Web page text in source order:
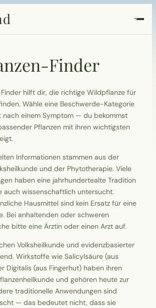
Finder
hilft dir, die richtige Wildpflanze für
Wähle eine Beschwerde-Kategorie
nach einem Symptom — du bekommst
Pflanzen mit ihren wichtigsten
Informationen stammen aus der
und der Phytotherapie. Viele
haben eine jahrhundertealte Tradition
auch wissenschaftlich untersucht.
Hausmittel sind kein Ersatz für eine
Bei anhaltenden oder schweren
bitte eine Ärztin oder einen Arzt auf.
Volksheilkunde und evidenzbasierter
Wirkstoffe wie Salicylsäure (aus
Digitalis (aus Fingerhut) haben ihren
und gehören heute zur
traditionelle Anwendungen sind
— das bedeutet nicht, dass sie